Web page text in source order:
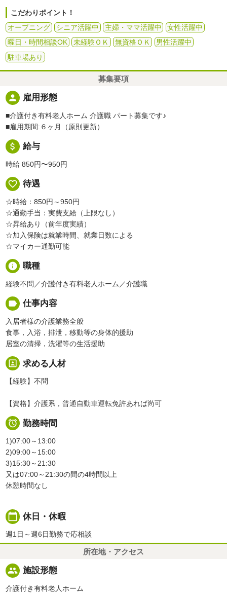
こだわりポイント！
オープニング
シニア活躍中 主婦・ママ活躍中
女性活躍中
曜日・時間相談OK
未経験ＯＫ 無資格ＯＫ
男性活躍中
駐車場あり
募集要項
person 雇用形態
■介護付き有料老人ホーム 介護職 パート募集です♪
■雇用期間:６ヶ月（原則更新）
attach_money 給与
時給 850円〜950円
favorite_border 待遇
☆時給：850円～950円
☆通勤手当：実費支給（上限なし）
☆昇給あり（前年度実績）
☆加入保険は就業時間、就業日数による
☆マイカー通勤可能
info 職種
経験不問／介護付き有料老人ホーム／介護職
label 仕事内容
入居者様の介護業務全般
食事，入浴，排泄，移動等の身体的援助
居室の清掃，洗濯等の生活援助
portrait 求める人材
【経験】不問
【資格】介護系，普通自動車運転免許あれば尚可
 勤務時間
1)07:00～13:00
2)09:00～15:00
3)15:30～21:30
又は07:00～21:30の間の4時間以上
休憩時間なし
calendar_today 休日・休暇
週1日～週6日勤務で応相談
所在地・アクセス
people 施設形態
介護付き有料老人ホーム